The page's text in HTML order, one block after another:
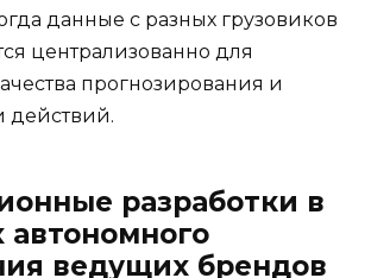
данные с разных грузовиков
централизованно для
прогнозирования и
действий.
разработки в
автономного
ведущих брендов